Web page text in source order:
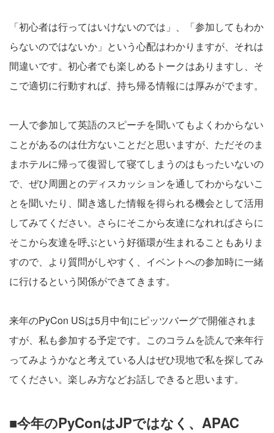
「初心者は行ってはいけないのでは」、「参加してもわか
らないのではないか」という心配はわかりますが、それは
間違いです。初心者でも楽しめるトークはありますし、そ
こで適切に行動すれば、持ち帰る情報には厚みがでます。
一人で参加して英語のスピーチを聞いてもよくわからない
ことがあるのは仕方ないことだと思いますが、ただそのま
まホテルに帰って復習して寝てしまうのはもったいないの
で、ぜひ周囲とのディスカッションを通してわからないこ
とを聞いたり、聞き逃した情報を得られる機会として活用
してみてください。さらにそこから友達になれればさらに
そこから友達を呼ぶという好循環が生まれることもありま
すので、より質問がしやすく、イベントへの参加時に一緒
に行けるという関係ができてきます。
来年のPyCon USは5月中旬にピッツバーグで開催されま
すが、私も参加する予定です。このコラムを読んで来年行
ってみようかなと考えている人はぜひ現地で私を探してみ
てください。楽しみ方などお話しできると思います。
■今年のPyConはJPではなく、APAC